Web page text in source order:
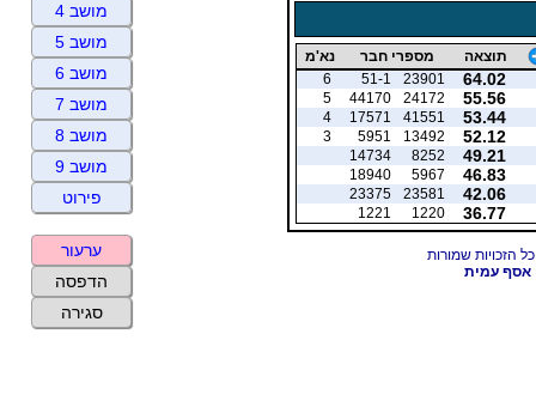
תוצאה מספרי חבר נא'מ
64.02
23901
51-1
6
55.56
24172
44170
5
53.44
41551
17571
4
52.12
13492
5951
3
49.21
8252
14734
46.83
5967
18940
42.06
23581
23375
36.77
1220
1221
אסף עמית
מושב 4
מושב 5
מושב 6
מושב 7
מושב 8
מושב 9
פירוט
ערעור
הדפסה
סגירה